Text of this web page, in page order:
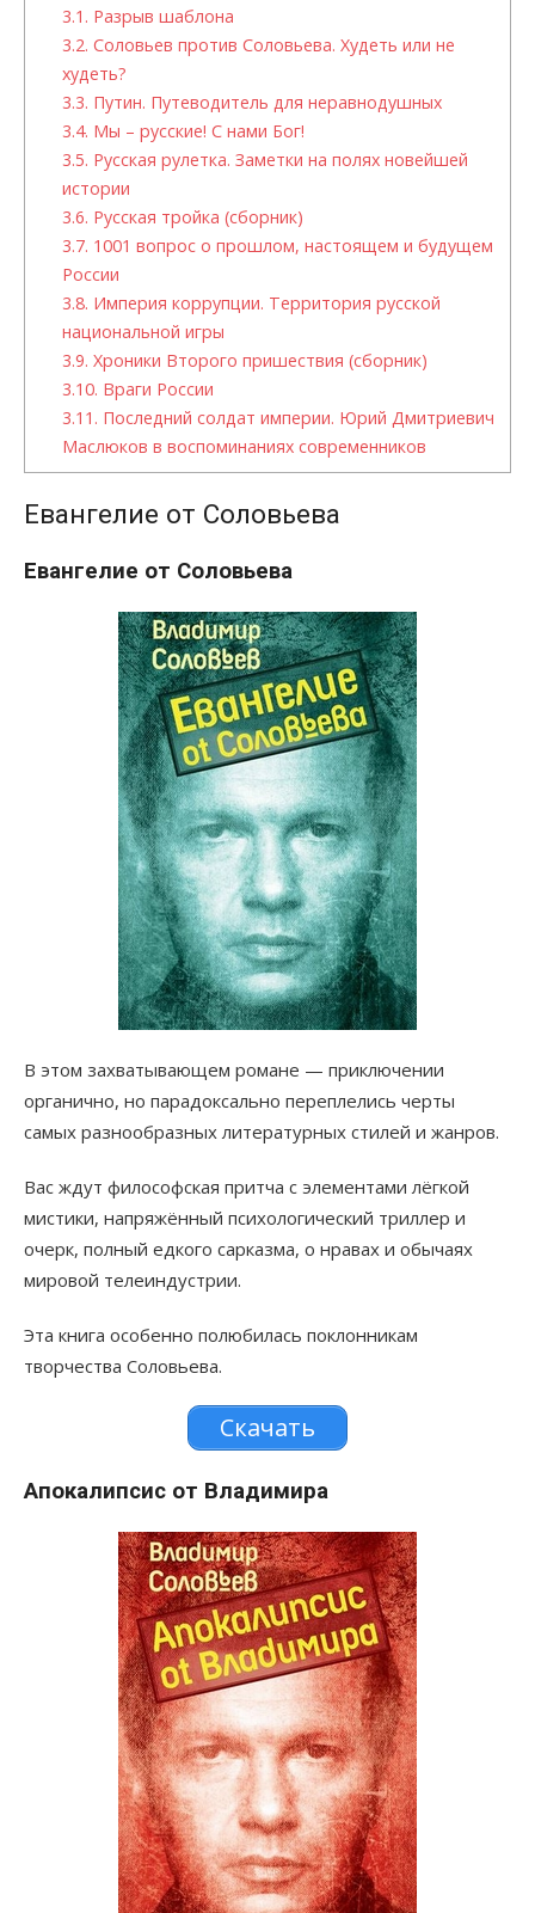
3.1. Разрыв шаблона
3.2. Соловьев против Соловьева. Худеть или не
худеть?
3.3. Путин. Путеводитель для неравнодушных
3.4. Мы – русские! С нами Бог!
3.5. Русская рулетка. Заметки на полях новейшей
истории
3.6. Русская тройка (сборник)
3.7. 1001 вопрос о прошлом, настоящем и будущем
России
3.8. Империя коррупции. Территория русской
национальной игры
3.9. Хроники Второго пришествия (сборник)
3.10. Враги России
3.11. Последний солдат империи. Юрий Дмитриевич
Маслюков в воспоминаниях современников
Евангелие от Соловьева
Евангелие от Соловьева
В этом захватывающем романе — приключении
органично, но парадоксально переплелись черты
самых разнообразных литературных стилей и жанров.
Вас ждут философская притча с элементами лёгкой
мистики, напряжённый психологический триллер и
очерк, полный едкого сарказма, о нравах и обычаях
мировой телеиндустрии.
Эта книга особенно полюбилась поклонникам
творчества Соловьева.
Скачать
Апокалипсис от Владимира